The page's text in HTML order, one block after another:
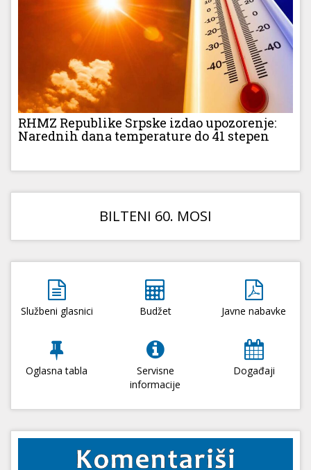
RHMZ Republike Srpske izdao upozorenje:
Narednih dana temperature do 41 stepen
BILTENI 60. MOSI
Službeni glasnici Budžet Javne nabavke
Oglasna tabla
Servisne
informacije
Događaji